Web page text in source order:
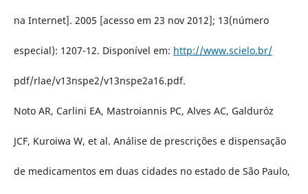
na Internet]. 2005 [acesso em 23 nov 2012]; 13(número
especial): 1207-12. Disponível em: http://www.scielo.br/
pdf/rlae/v13nspe2/v13nspe2a16.pdf.
Noto AR, Carlini EA, Mastroiannis PC, Alves AC, Galduróz
JCF, Kuroiwa W, et al. Análise de prescrições e dispensação
de medicamentos em duas cidades no estado de São Paulo,